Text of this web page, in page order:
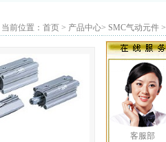
当前位置：首页 > 产品中心> SMC气动元件 >
客服部